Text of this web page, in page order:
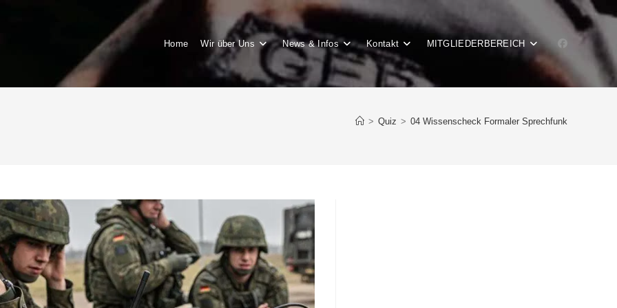
Home Wir über Uns News & Infos Kontakt MITGLIEDERBEREICH
> Quiz > 04 Wissenscheck Formaler Sprechfunk